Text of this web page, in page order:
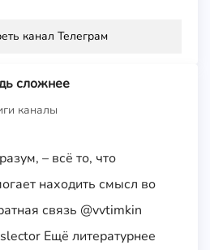
канал Телеграм
сложнее
каналы
– всё то, что
находить смысл во
связь @vvtimkin
Ещё литературнее